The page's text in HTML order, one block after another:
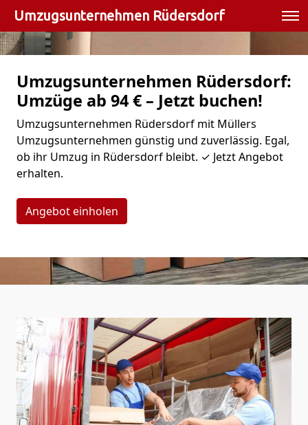
Umzugsunternehmen Rüdersdorf
Umzugsunternehmen Rüdersdorf:
Umzüge ab 94 € – Jetzt buchen!
Umzugsunternehmen Rüdersdorf mit Müllers
Umzugsunternehmen günstig und zuverlässig. Egal,
ob ihr Umzug in Rüdersdorf bleibt. ✓ Jetzt Angebot
erhalten.
Angebot einholen